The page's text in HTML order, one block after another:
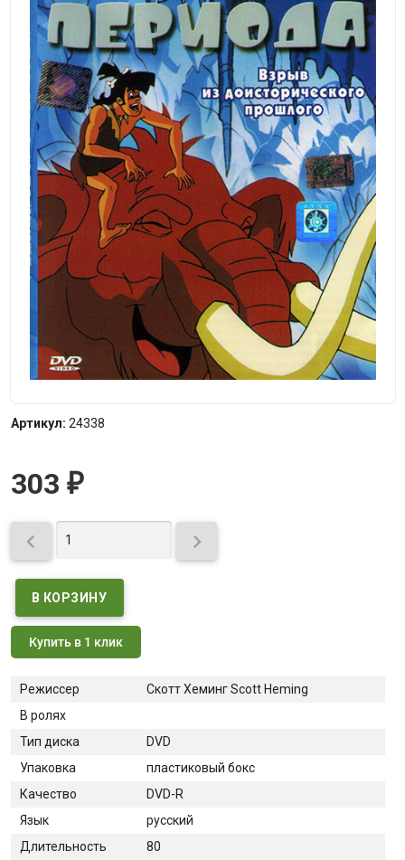
Артикул: 24338
303 ₽
 
Купить в 1 клик
Режиссер
Скотт Хеминг Scott Heming
В ролях
Тип диска
DVD
Упаковка
пластиковый бокс
Качество
DVD-R
Язык
русский
Длительность
80